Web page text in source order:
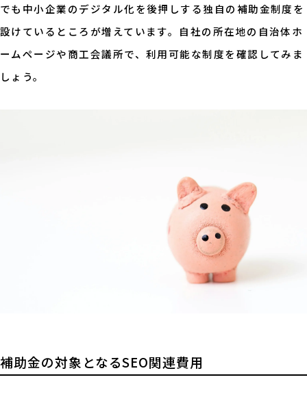
でも中小企業のデジタル化を後押しする独自の補助金制度を
設けているところが増えています。自社の所在地の自治体ホ
ームページや商工会議所で、利用可能な制度を確認してみま
しょう。
補助金の対象となるSEO関連費用